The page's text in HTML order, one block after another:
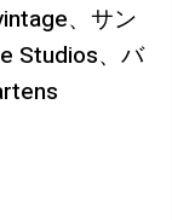
、サン
Studios、バ